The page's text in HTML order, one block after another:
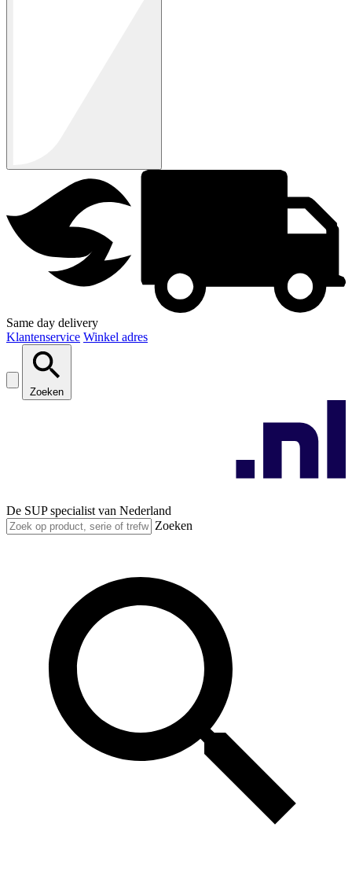
Same day delivery
Klantenservice Winkel adres
Zoeken
De SUP specialist van Nederland
Zoeken